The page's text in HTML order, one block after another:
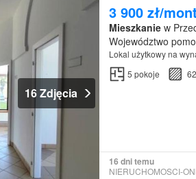
16 Zdjęcia
3 900 zł/
Mieszkaniew
Województwo
Lokal użytkowy na
5 pokoje
16 dni temu